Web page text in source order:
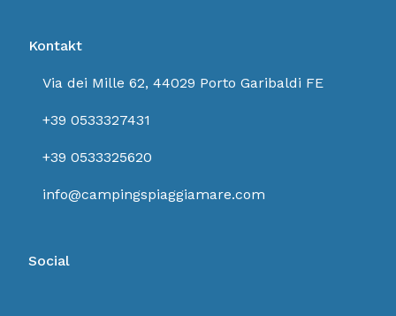
Kontakt
Via dei Mille 62, 44029 Porto Garibaldi FE
+39 0533327431
+39 0533325620
info@campingspiaggiamare.com
Social